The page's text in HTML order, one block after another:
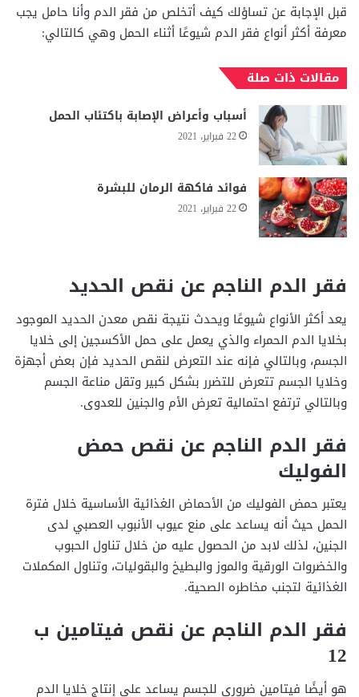
قبل الإجابة عن تساؤلك كيف أتخلص من فقر الدم وأنا حامل يجب
معرفة أكثر أنواع فقر الدم شيوعًا أثناء الحمل وهي كالتالي:
مقالات ذات صلة
أسباب وأعراض الإصابة باكتئاب الحمل
22 فبراير، 2021
فوائد فاكهة الرمان للبشرة
22 فبراير، 2021
فقر الدم الناجم عن نقص الحديد
يعد أكثر الأنواع شيوعًا ويحدث نتيجة نقص معدن الحديد الموجود
بخلايا الدم الحمراء والذي يعمل على حمل الأكسجين إلى خلايا
الجسم، وبالتالي فإنه عند التعرض لنقص الحديد فإن بعض أجهزة
وخلايا الجسم تتعرض للتضرر بشكل كبير وتقل مناعة الجسم
وبالتالي ترتفع احتمالية تعرض الأم والجنين للعدوى.
فقر الدم الناجم عن نقص حمض
الفوليك
يعتبر حمض الفوليك من الأحماض الغذائية الأساسية خلال فترة
الحمل حيث أنه يساعد على منع عيوب الأنبوب العصبي لدى
الجنين، لذلك لابد من الحصول عليه من خلال تناول الحبوب
والخضروات الورقية والموز والبطيخ والبقوليات، وتناول المكملات
الغذائية لتجنب مخاطره الصحية.
فقر الدم الناجم عن نقص فيتامين ب
12
هو أيضًا فيتامين ضروري للجسم يساعد على إنتاج خلايا الدم